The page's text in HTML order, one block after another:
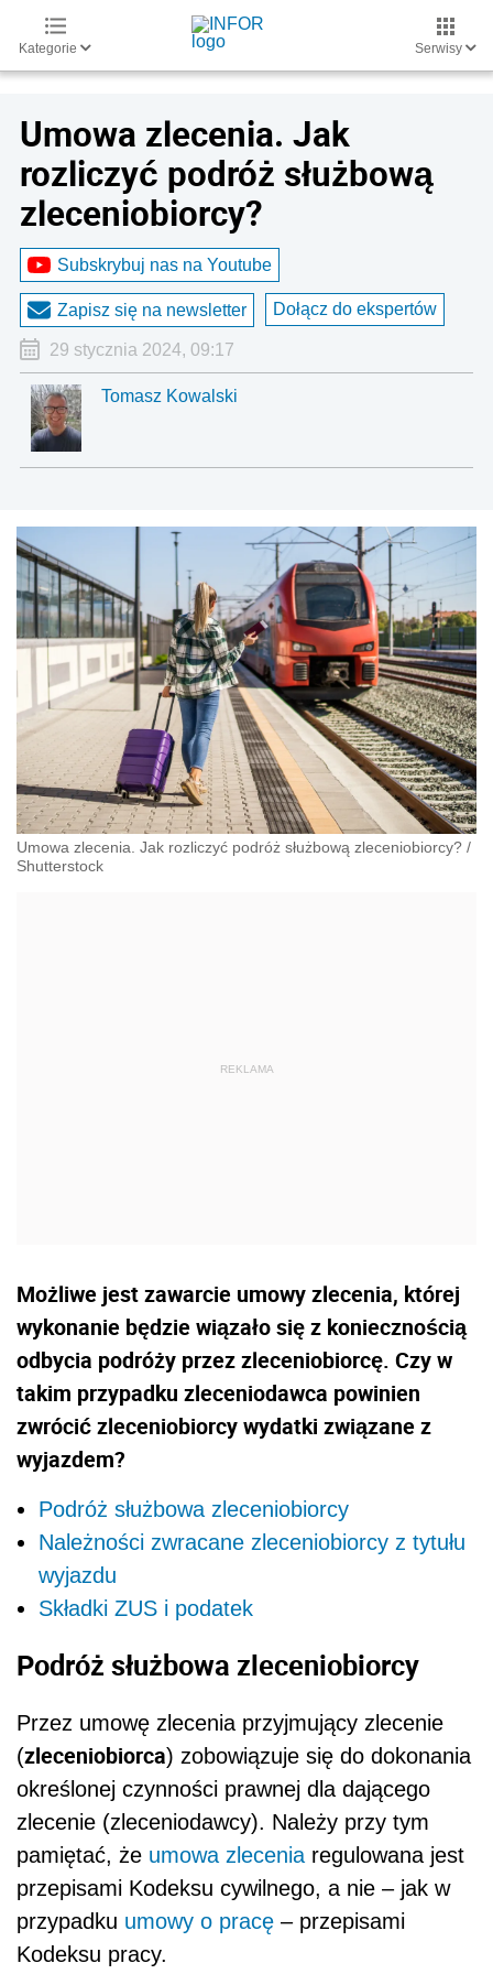
Kategorie Serwisy
Umowa zlecenia. Jak
rozliczyć podróż służbową
zleceniobiorcy?
Subskrybuj nas na Youtube
Zapisz się na newsletter Dołącz do ekspertów
29 stycznia 2024, 09:17
Tomasz Kowalski
Umowa zlecenia. Jak rozliczyć podróż służbową zleceniobiorcy? /
Shutterstock
Możliwe jest zawarcie umowy zlecenia, której
wykonanie będzie wiązało się z koniecznością
odbycia podróży przez zleceniobiorcę. Czy w
takim przypadku zleceniodawca powinien
zwrócić zleceniobiorcy wydatki związane z
wyjazdem?
Podróż służbowa zleceniobiorcy
Należności zwracane zleceniobiorcy z tytułu
wyjazdu
Składki ZUS i podatek
Podróż służbowa zleceniobiorcy
Przez umowę zlecenia przyjmujący zlecenie
(zleceniobiorca) zobowiązuje się do dokonania
określonej czynności prawnej dla dającego
zlecenie (zleceniodawcy). Należy przy tym
pamiętać, że umowa zlecenia regulowana jest
przepisami Kodeksu cywilnego, a nie – jak w
przypadku umowy o pracę – przepisami
Kodeksu pracy.